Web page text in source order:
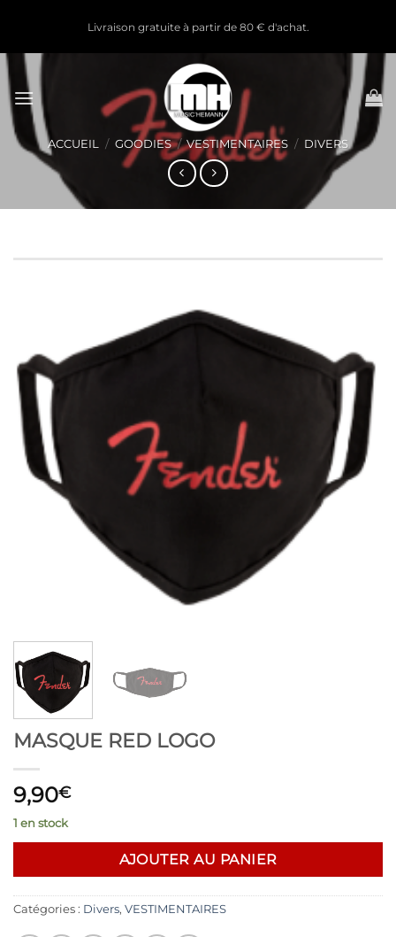
contenu
Livraison gratuite à partir de 80 € d'achat.
ACCUEIL / GOODIES / VESTIMENTAIRES / DIVERS
MASQUE RED LOGO
9,90€
1 en stock
AJOUTER AU PANIER
Catégories : Divers, VESTIMENTAIRES